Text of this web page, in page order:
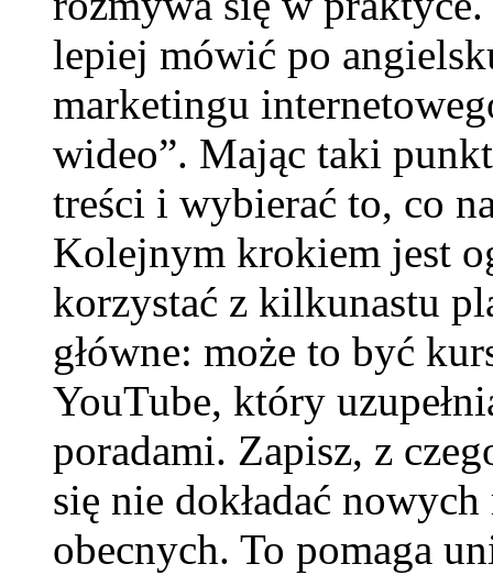
lepiej mówić po
marketingu
wideo”. Mając taki
treści i wybierać to, co
Kolejnym krokiem jest
korzystać z kilkunastu
główne: może to być
YouTube, który
poradami. Zapisz, z
się nie dokładać
obecnych. To pomaga